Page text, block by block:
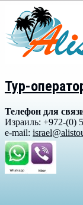
Тур-
Телефон для
Израиль: +972-(0)
e-mail: